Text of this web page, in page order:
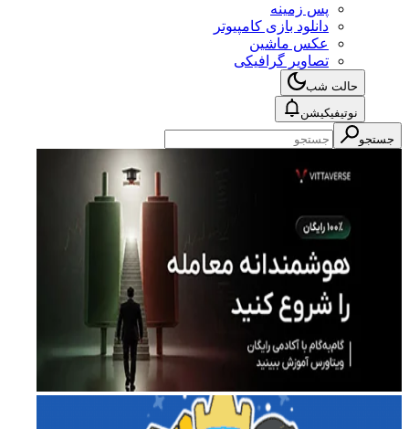
پس زمینه
دانلود بازی کامپیوتر
عکس ماشین
تصاویر گرافیکی
حالت شب
نوتیفیکیشن
جستجو